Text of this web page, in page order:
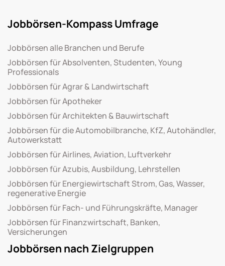
Jobbörsen-Kompass Umfrage
Jobbörsen alle Branchen und Berufe
Jobbörsen für Absolventen, Studenten, Young
Professionals
Jobbörsen für Agrar & Landwirtschaft
Jobbörsen für Apotheker
Jobbörsen für Architekten & Bauwirtschaft
Jobbörsen für die Automobilbranche, KfZ, Autohändler,
Autowerkstatt
Jobbörsen für Airlines, Aviation, Luftverkehr
Jobbörsen für Azubis, Ausbildung, Lehrstellen
Jobbörsen für Energiewirtschaft Strom, Gas, Wasser,
regenerative Energie
Jobbörsen für Fach- und Führungskräfte, Manager
Jobbörsen für Finanzwirtschaft, Banken,
Versicherungen
Jobbörsen nach Zielgruppen